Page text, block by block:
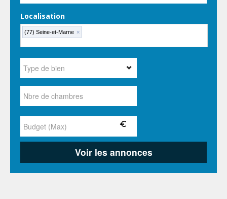
Localisation
(77) Seine-et-Marne ×